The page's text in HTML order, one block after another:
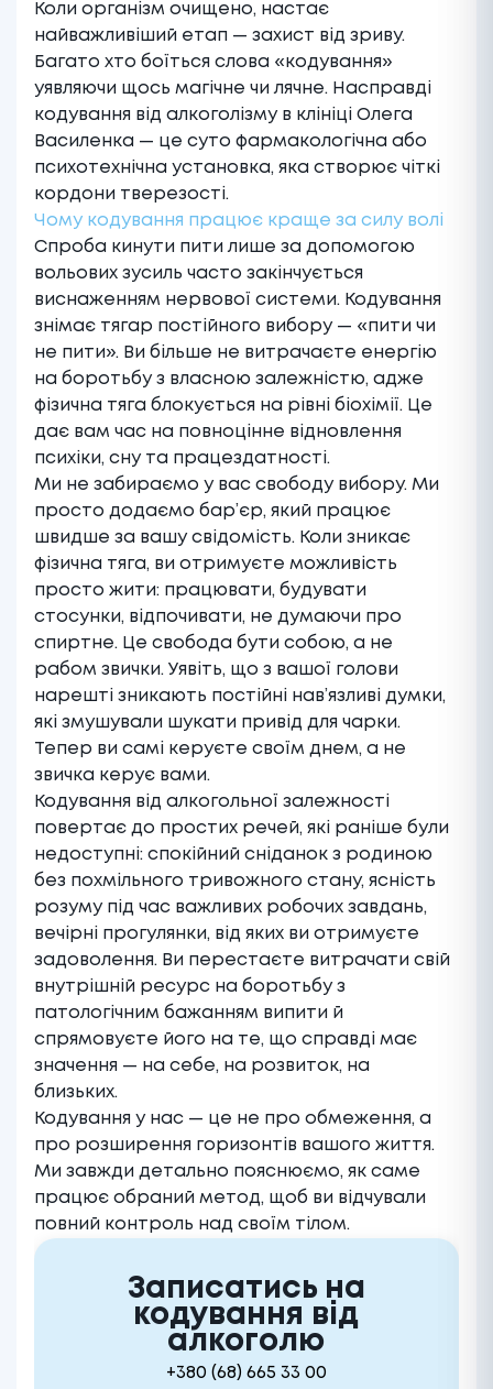
Коли організм очищено, настає
найважливіший етап — захист від зриву.
Багато хто боїться слова «кодування»
уявляючи щось магічне чи лячне. Насправді
кодування від алкоголізмув клініці Олега
Василенка — це суто фармакологічна або
психотехнічна установка, яка створює чіткі
кордони тверезості.
Чому кодування працює краще за силу волі
Спроба кинути пити лише за допомогою
вольових зусиль часто закінчується
виснаженням нервової системи. Кодування
знімає тягар постійного вибору — «пити чи
не пити». Ви більше не витрачаєте енергію
на боротьбу з власною залежністю, адже
фізична тяга блокується на рівні біохімії. Це
дає вам час на повноцінне відновлення
психіки, сну та працездатності.
Ми не забираємо у вас свободу вибору. Ми
просто додаємо бар’єр, який працює
швидше за вашу свідомість. Коли зникає
фізична тяга, ви отримуєте можливість
просто жити: працювати, будувати
стосунки, відпочивати, не думаючи про
спиртне. Це свобода бути собою, а не
рабом звички. Уявіть, що з вашої голови
нарешті зникають постійні нав’язливі думки,
які змушували шукати привід для чарки.
Тепер ви самі керуєте своїм днем, а не
звичка керує вами.
Кодування від алкогольної залежності
повертає до простих речей, які раніше були
недоступні: спокійний сніданок з родиною
без похмільного тривожного стану, ясність
розуму під час важливих робочих завдань,
вечірні прогулянки, від яких ви отримуєте
задоволення. Ви перестаєте витрачати свій
внутрішній ресурс на боротьбу з
патологічним бажанням випити й
спрямовуєте його на те, що справді має
значення — на себе, на розвиток, на
близьких.
Кодування у нас — це не про обмеження, а
про розширення горизонтів вашого життя.
Ми завжди детально пояснюємо, як саме
працює обраний метод, щоб ви відчували
повний контроль над своїм тілом.
Записатись на
кодування від
алкоголю
+380 (68) 665 33 00